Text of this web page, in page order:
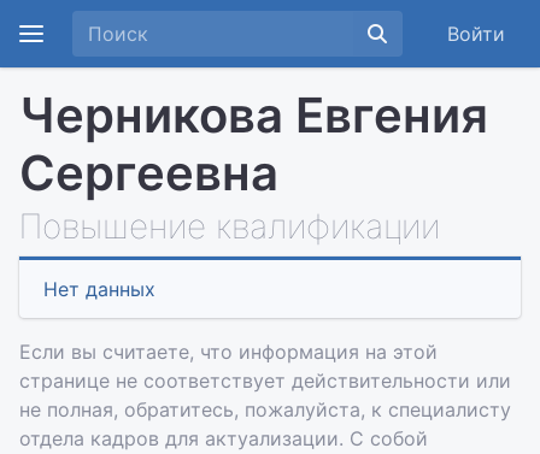
Войти
Черникова Евгения
Сергеевна
Повышение квалификации
Нет данных
Если вы считаете, что информация на этой
странице не соответствует действительности или
не полная, обратитесь, пожалуйста, к специалисту
отдела кадров для актуализации. С собой